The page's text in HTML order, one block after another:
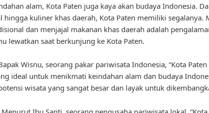
alam, Kota Paten juga kaya akan budaya Indonesia.
hingga kuliner khas daerah, Kota Paten memiliki segalanya.
dan menjajal makanan khas daerah adalah
lewatkan saat berkunjung ke Kota Paten.
Wisnu, seorang pakar pariwisata Indonesia, “Kota Paten
ideal untuk menikmati keindahan alam dan budaya
wisata yang sangat besar dan layak untuk